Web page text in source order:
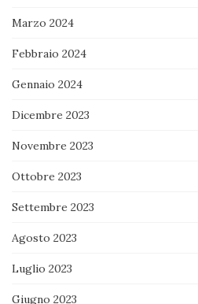
Marzo 2024
Febbraio 2024
Gennaio 2024
Dicembre 2023
Novembre 2023
Ottobre 2023
Settembre 2023
Agosto 2023
Luglio 2023
Giugno 2023